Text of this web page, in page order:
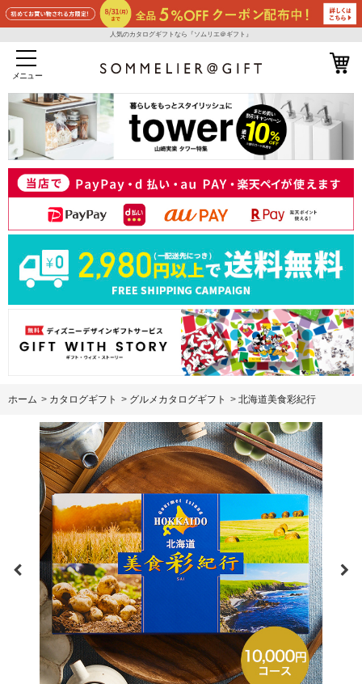
人気のカタログギフトなら『ソムリエ＠ギフト』
メニュー
ホーム > カタログギフト > グルメカタログギフト > 北海道美食彩紀行